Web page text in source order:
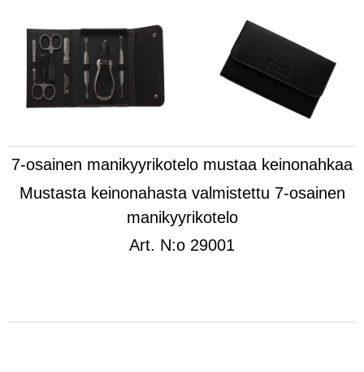
7-osainen manikyyrikotelo mustaa keinonahkaa
Mustasta keinonahasta valmistettu 7-osainen
manikyyrikotelo
Art. N:o 29001